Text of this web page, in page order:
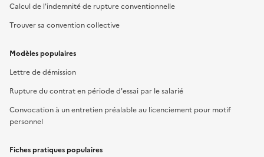
Calcul de l'indemnité de rupture conventionnelle
Trouver sa convention collective
Modèles populaires
Lettre de démission
Rupture du contrat en période d'essai par le salarié
Convocation à un entretien préalable au licenciement pour motif
personnel
Fiches pratiques populaires